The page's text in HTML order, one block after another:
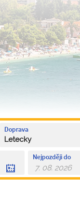
Doprava
Letecky
Nejpozději do